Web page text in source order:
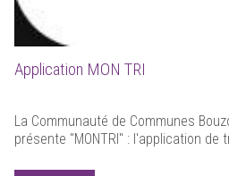
Application MON TRI
La Communauté de Communes
présente "MONTRI" : l'application de